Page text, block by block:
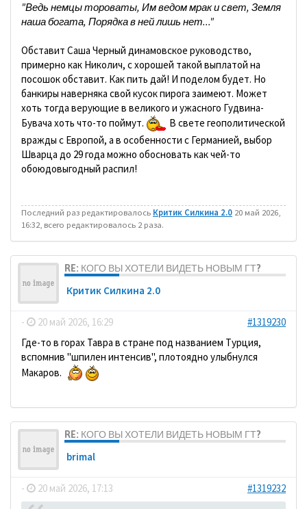
"Ведь немцы тороваты, Им ведом мрак и свет, Земля
наша богата, Порядка в ней лишь нет..."
Обставит Саша Черный динамовское руководство,
примерно как Николич, с хорошей такой выплатой на
посошок обставит. Как пить дай! И поделом будет. Но
банкиры наверняка свой кусок пирога заимеют. Может
хоть тогда верующие в великого и ужасного Гудвина-
Бувача хоть что-то поймут.
В свете геополитической
вражды с Европой, а в особенности с Германией, выбор
Шварца до 29 года можно обосновать как чей-то
обоюдовыгодный распил!
Последний раз редактировалось Критик Силкина 2.0 20 май 2026,
16:32, всего редактировалось 2 раза.
RE: КОГО ВЫ ХОТЕЛИ ВИДЕТЬ НОВЫМ ГТ?
Критик Силкина 2.0
- 20 май 2026, 16:29
#1319230
Где-то в горах Тавра в стране под названием Турция,
вспомнив "шпилен интенсив", плотоядно улыбнулся
Макаров.
RE: КОГО ВЫ ХОТЕЛИ ВИДЕТЬ НОВЫМ ГТ?
brimal
- 20 май 2026, 17:13 #1319232